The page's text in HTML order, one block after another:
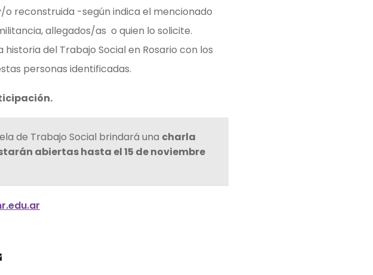
reconstruida -según indica el mencionado
allegados/as o quien lo solicite.
del Trabajo Social en Rosario con los
personas identificadas.
de Trabajo Social brindará una charla
abiertas hasta el 15 de noviembre